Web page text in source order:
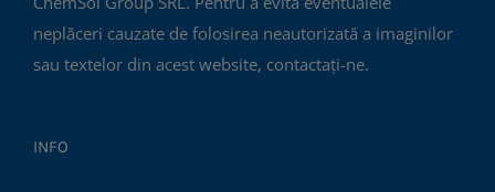
neplăceri cauzate de folosirea neautorizată a imaginilor
sau textelor din acest website, contactați-ne.
INFO